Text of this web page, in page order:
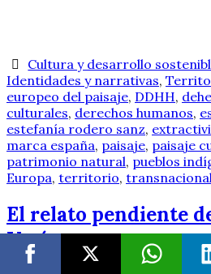
Cultura y desarrollo
Identidades y narrativas,
europeo del paisaje, DDHH,
culturales, derechos humanos,
estefanía rodero sanz,
marca españa, paisaje, paisaje
patrimonio natural, pueblos
Europa, territorio,
El relato pendiente
Vacía